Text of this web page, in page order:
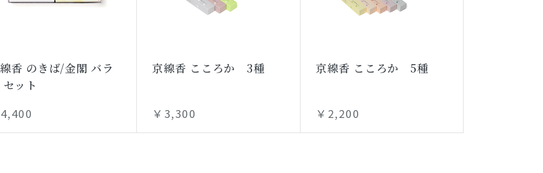
香 のきば/金閣 バラ
ット
京線香 こころか 3種
￥3,300
京線香 こころか 5種
￥2,200